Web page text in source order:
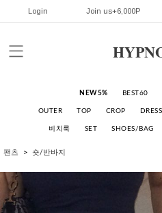
Login Join us+6,000P
NEW5% BEST60
OUTER TOP CROP DRESS
비치룩 SET SHOES/BAG
팬츠 숏/반바지